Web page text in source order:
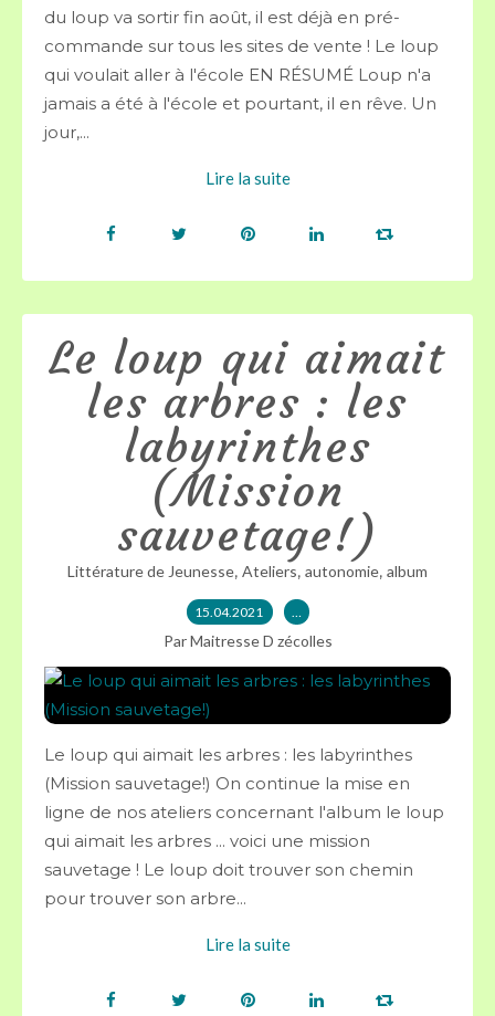
du loup va sortir fin août, il est déjà en pré-
commande sur tous les sites de vente ! Le loup
qui voulait aller à l'école EN RÉSUMÉ Loup n'a
jamais a été à l'école et pourtant, il en rêve. Un
jour,...
Lire la suite
Le loup qui aimait
les arbres : les
labyrinthes
(Mission
sauvetage!)
Littérature de Jeunesse, Ateliers, autonomie, album
15.04.2021 …
Par Maitresse D zécolles
Le loup qui aimait les arbres : les labyrinthes
(Mission sauvetage!) On continue la mise en
ligne de nos ateliers concernant l'album le loup
qui aimait les arbres ... voici une mission
sauvetage ! Le loup doit trouver son chemin
pour trouver son arbre...
Lire la suite